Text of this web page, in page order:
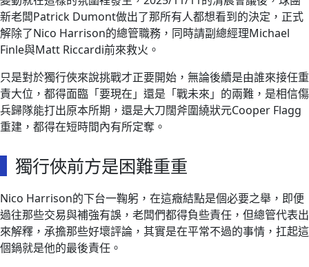
新老闆Patrick Dumont做出了那所有人都想看到的決定，正式
解除了Nico Harrison的總管職務，同時請副總經理Michael
Finle與Matt Riccardi前來救火。
只是對於獨行俠來說挑戰才正要開始，無論後續是由誰來接任重
責大位，都得面臨「要現在」還是「戰未來」的兩難，是相信傷
兵歸隊能打出原本所期，還是大刀闊斧圍繞狀元Cooper Flagg
重建，都得在短時間內有所定奪。
獨行俠前方是困難重重
Nico Harrison的下台一鞠躬，在這癥結點是個必要之舉，即便
過往那些交易與補強有誤，老闆們都得負些責任，但總管代表出
來解釋，承擔那些好壞評論，其實是在平常不過的事情，扛起這
個鍋就是他的最後責任。